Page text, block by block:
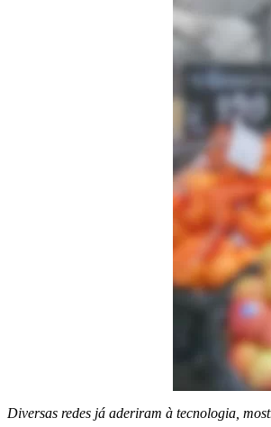
Diversas redes já aderiram à tecnologia,